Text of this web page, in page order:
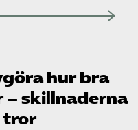
hur bra
– skillnaderna
tror